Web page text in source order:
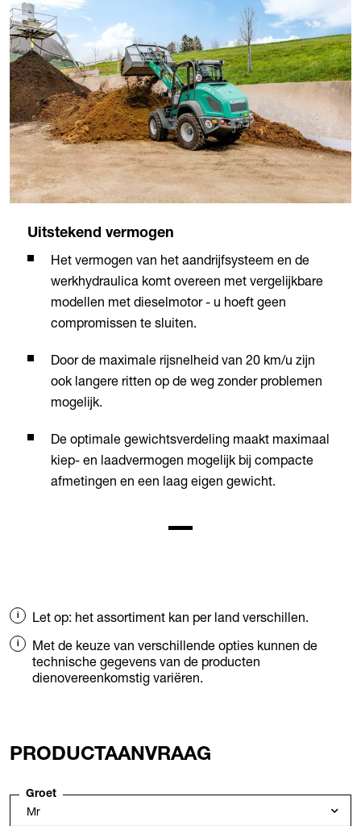
Uitstekend vermogen
Het vermogen van het aandrijfsysteem en de
werkhydraulica komt overeen met vergelijkbare
modellen met dieselmotor - u hoeft geen
compromissen te sluiten.
Door de maximale rijsnelheid van 20 km/u zijn
ook langere ritten op de weg zonder problemen
mogelijk.
De optimale gewichtsverdeling maakt maximaal
kiep- en laadvermogen mogelijk bij compacte
afmetingen en een laag eigen gewicht.
Let op: het assortiment kan per land verschillen.
Met de keuze van verschillende opties kunnen de
technische gegevens van de producten
dienovereenkomstig variëren.
PRODUCTAANVRAAG
Groet